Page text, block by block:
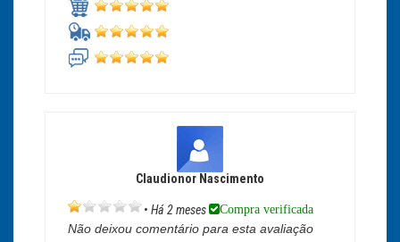
Claudionor Nascimento
• Há 2 meses Compra verificada
Não deixou comentário para esta avaliação